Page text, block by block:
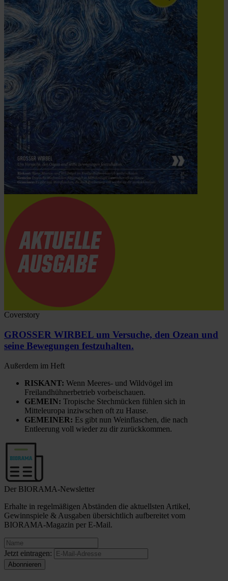
Coverstory
GROSSER WIRBEL um Versuche, den Ozean und
seine Bewegungen festzuhalten.
Außerdem im Heft
RISKANT: Wenn Meeres- und Wildvögel im
Freilandhühnerbetrieb vorbeischauen.
GEMEIN: Tropische Stechmücken fühlen sich in
Mitteleuropa inziwschen oft zu Hause.
GEMEINER: Es gibt nun Weinflaschen, die nach
Entleerung voll wieder zu dir zurückkommen.
Der BIORAMA-Newsletter
Erhalte in regelmäßigen Abständen die aktuellsten Artikel,
Gewinnspiele & Ausgaben übersichtlich aufbereitet vom
BIORAMA-Magazin per E-Mail.
Jetzt eintragen: